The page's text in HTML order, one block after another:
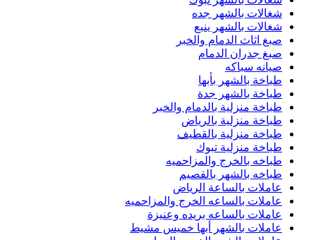
شغالات بالشهر جده
شغالات بالشهر ينبع
صبغ اثاث الدمام والخبر
صبغ جدران الدمام
صيانه سباكه
طباخة بالشهر بأبها
طباخة بالشهر جدة
طباخة منزلية بالدمام والخبر
طباخة منزلية بالرياض
طباخة منزلية بالقطيف
طباخة منزلية تبوك
طباخه بالخرج والمزاحميه
طباخه بالشهر بالقصيم
عاملات بالساعة الرياض
عاملات بالساعه الخرج والمزاحميه
عاملات بالساعه بريده وعنيزة
عاملات بالشهر أبها خميس مشيط